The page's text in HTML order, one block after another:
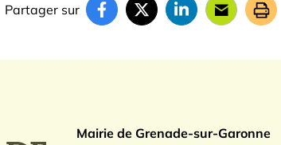
Partager sur
Logo Grenade sur Garonne
Mairie de Grenade-sur-Garonne